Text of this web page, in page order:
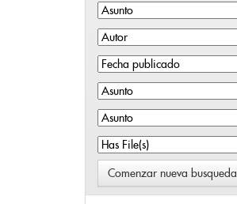
Comenzar nueva busqueda